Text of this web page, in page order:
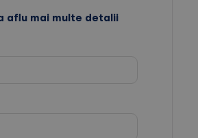
aflu mai multe detalii